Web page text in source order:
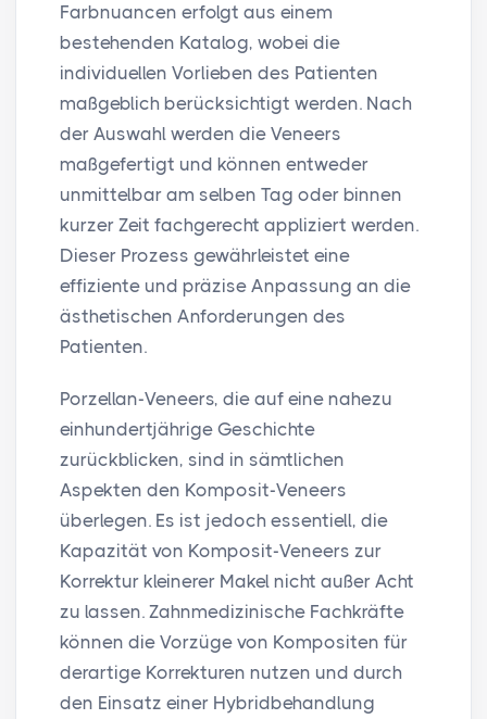
Farbnuancen erfolgt aus einem
bestehenden Katalog, wobei die
individuellen Vorlieben des Patienten
maßgeblich berücksichtigt werden. Nach
der Auswahl werden die Veneers
maßgefertigt und können entweder
unmittelbar am selben Tag oder binnen
kurzer Zeit fachgerecht appliziert werden.
Dieser Prozess gewährleistet eine
effiziente und präzise Anpassung an die
ästhetischen Anforderungen des
Patienten.
Porzellan-Veneers, die auf eine nahezu
einhundertjährige Geschichte
zurückblicken, sind in sämtlichen
Aspekten den Komposit-Veneers
überlegen. Es ist jedoch essentiell, die
Kapazität von Komposit-Veneers zur
Korrektur kleinerer Makel nicht außer Acht
zu lassen. Zahnmedizinische Fachkräfte
können die Vorzüge von Kompositen für
derartige Korrekturen nutzen und durch
den Einsatz einer Hybridbehandlung